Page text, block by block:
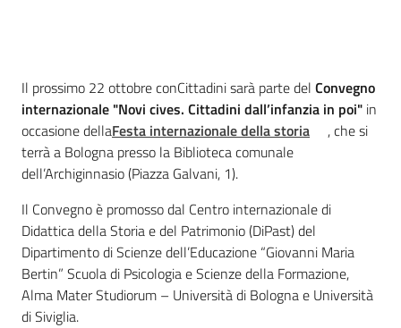
Seguici
su
Cos'è
Il prossimo 22 ottobre conCittadini sarà parte del Convegno
internazionale "Novi cives. Cittadini dall’infanzia in poi" in
occasione dellaFesta internazionale della storia
, che si
terrà a Bologna presso la Biblioteca comunale
dell’Archiginnasio (Piazza Galvani, 1).
Il Convegno è promosso dal Centro internazionale di
Didattica della Storia e del Patrimonio (DiPast) del
Dipartimento di Scienze dell’Educazione “Giovanni Maria
Bertin” Scuola di Psicologia e Scienze della Formazione,
Alma Mater Studiorum – Università di Bologna e Università
di Siviglia.